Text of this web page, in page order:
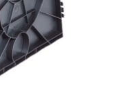
(при
на стенках и дне.
- форма
системы,